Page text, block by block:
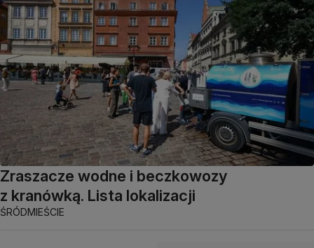
Zraszacze wodne i beczkowozy
z kranówką. Lista lokalizacji
ŚRÓDMIEŚCIE